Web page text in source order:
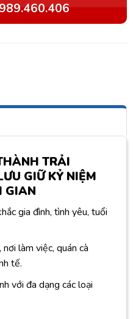
TRẢI
GIỮ KỶ NIỆM
GIAN
gia đình, tình yêu, tuổi
làm việc, quán cà
tế.
với đa dạng các loại